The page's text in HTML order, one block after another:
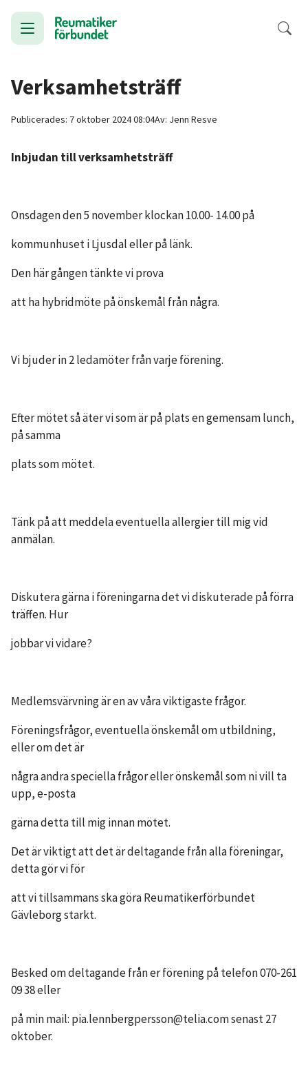
Verksamhetsträff
Publicerades: 7 oktober 2024 08:04Av: Jenn Resve
Inbjudan till verksamhetsträff
Onsdagen den 5 november klockan 10.00- 14.00 på
kommunhuset i Ljusdal eller på länk.
Den här gången tänkte vi prova
att ha hybridmöte på önskemål från några.
Vi bjuder in 2 ledamöter från varje förening.
Efter mötet så äter vi som är på plats en gemensam lunch,
på samma
plats som mötet.
Tänk på att meddela eventuella allergier till mig vid
anmälan.
Diskutera gärna i föreningarna det vi diskuterade på förra
träffen. Hur
jobbar vi vidare?
Medlemsvärvning är en av våra viktigaste frågor.
Föreningsfrågor, eventuella önskemål om utbildning,
eller om det är
några andra speciella frågor eller önskemål som ni vill ta
upp, e-posta
gärna detta till mig innan mötet.
Det är viktigt att det är deltagande från alla föreningar,
detta gör vi för
att vi tillsammans ska göra Reumatikerförbundet
Gävleborg starkt.
Besked om deltagande från er förening på telefon 070-261
09 38 eller
på min mail: pia.lennbergpersson@telia.com senast 27
oktober.